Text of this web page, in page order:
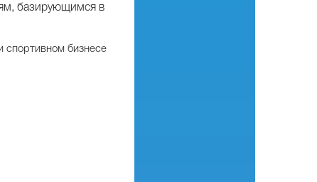
базирующимся в
спортивном бизнесе